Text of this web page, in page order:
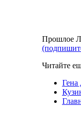
Прошлое
Читайте
Гена